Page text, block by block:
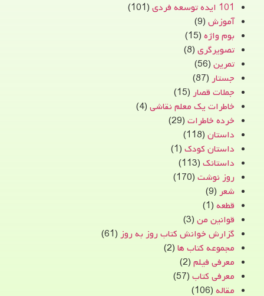
101 ایده توسعه فردی
(101)
آموزش (9)
بوم واژه (15)
تصویرگری (8)
تمرین (56)
جستار (87)
جملات قصار (15)
خاطرات یک معلم نقاشی (4)
خرده خاطرات (29)
داستان (118)
داستان کودک (1)
داستانک (113)
روز نوشت (170)
شعر (9)
قطعه (1)
قوانین من (3)
گزارش خوانش کتاب روز به روز (61)
مجموعه کتاب ها (2)
معرفی فیلم (2)
معرفی کتاب (57)
مقاله (106)